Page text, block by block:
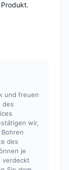
und freuen
des
wir,
des
je
verdeckt